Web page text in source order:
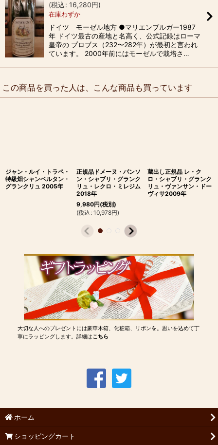
(税込: 16,280円)
在庫わずか
ドイツ モーゼル地方 ●マリエンブルガー1987
年 ドイツ最古の産地と名高く、公式記録はローマ
皇帝の プロブス（232〜282年）が最初と言われ
ています。 2000年前にはモーゼルで栽培さ…
この商品を買った人は、こんな商品も買っています
ジャン・ルイ・トラペ・
特級畑シャンベルタン・
グランクリュ 2005年
正規品ドメーヌ・パンソ
ン・シャブリ・グランク
リュ・レクロ・ミレジム
2018年
9,980円(税別)
(税込 : 10,978円)
蔵出し正規品 レ・ク
ロ・シャブリ・グランク
リュ・ヴァンサン・ドー
ヴィサ2009年
大切な人へのプレゼントには豪華木箱、化粧箱、リボンを。思いを込めて丁
寧にラッピングします。詳細はこちら
ホーム
ショッピングカート